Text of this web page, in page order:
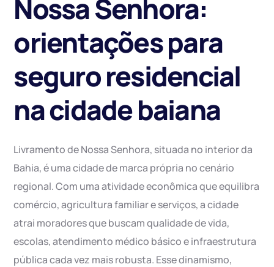
Nossa Senhora:
orientações para
seguro residencial
na cidade baiana
Livramento de Nossa Senhora, situada no interior da
Bahia, é uma cidade de marca própria no cenário
regional. Com uma atividade econômica que equilibra
comércio, agricultura familiar e serviços, a cidade
atrai moradores que buscam qualidade de vida,
escolas, atendimento médico básico e infraestrutura
pública cada vez mais robusta. Esse dinamismo,